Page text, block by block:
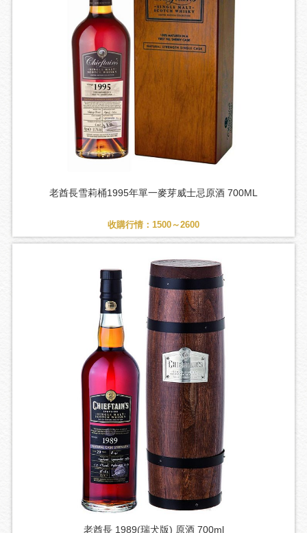
老酋長雪莉桶1995年單一麥芽威士忌原酒 700ML
收購行情：1500～2600
老酋長 1989(瑞犬版) 原酒 700ml